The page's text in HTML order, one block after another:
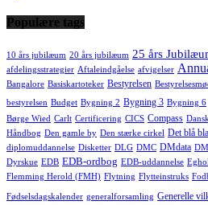
Populære tags
10 års jubilæum 20 års jubilæum 25 års
afdelingsstrategier Aftaleindgåelse afvigelser
Bangalore Basiskartoteker Bestyrelsen
bestyrelsen Budget Bygning 2 Bygning 3 Bygning 6
Børge Wied Carlt Certificering CICS Compass
Håndbog Den gamle by Den stærke cirkel Det blå
diplomuddannelse Disketter DLG DMC DMdata
Dyrskue EDB EDB-ordbog EDB-uddannelse
Flemming Herold (FMH) Flytning Flytteinstruks
Fødselsdagskalender generalforsamling Generelle